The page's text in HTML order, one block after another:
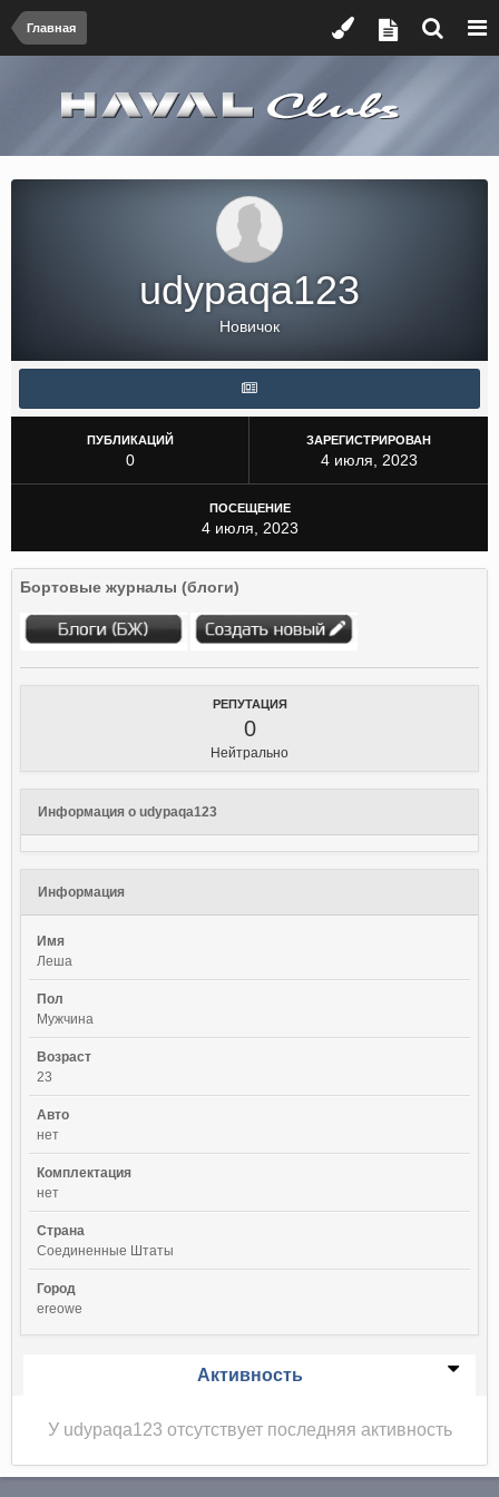
Главная
udypaqa123
Новичок
ПУБЛИКАЦИЙ
0
ЗАРЕГИСТРИРОВАН
4 июля, 2023
ПОСЕЩЕНИЕ
4 июля, 2023
Бортовые журналы (блоги)
РЕПУТАЦИЯ
0
Нейтрально
Информация о udypaqa123
Информация
Имя
Леша
Пол
Мужчина
Возраст
23
Авто
нет
Комплектация
нет
Страна
Соединенные Штаты
Город
ereowe
Активность
У udypaqa123 отсутствует последняя активность